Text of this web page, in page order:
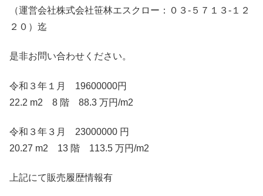
（運営会社株式会社笹林エスクロー：０３-５７１３-１２
２０）迄
是非お問い合わせください。
令和３年１月 19600000円
22.2 m2 8 階 88.3 万円/m2
令和３年３月 23000000 円
20.27 m2 13 階 113.5 万円/m2
上記にて販売履歴情報有